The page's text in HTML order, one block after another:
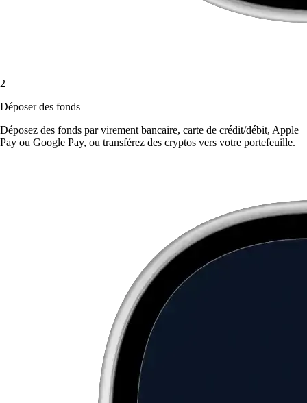
2
Déposer des fonds
Déposez des fonds par virement bancaire, carte de crédit/débit, Apple
Pay ou Google Pay, ou transférez des cryptos vers votre portefeuille.